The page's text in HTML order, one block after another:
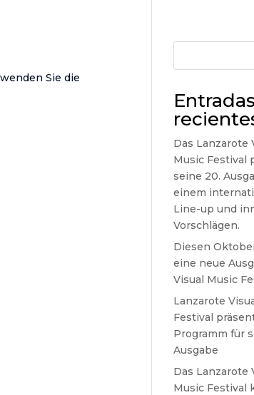
Sie die
Entradas
Das Lanzarote
Music Festival
seine 20.
einem
Line-up und
Vorschlägen.
Diesen
eine neue
Visual Music
Lanzarote
Festival
Programm für
Ausgabe
Das Lanzarote
Music Festival